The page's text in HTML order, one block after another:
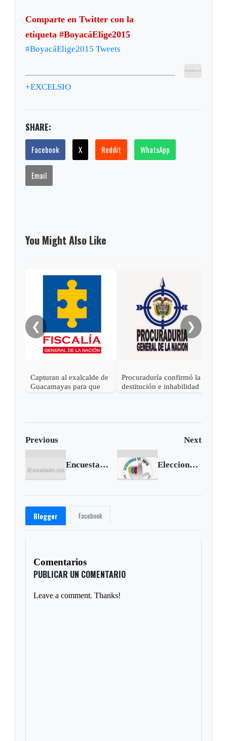
Comparte en Twitter con la
etiqueta #BoyacáElige2015
#BoyacáElige2015 Tweets
+EXCELSIO
SHARE:
Facebook X Reddit WhatsApp
Email
You Might Also Like
❮
Capturan al exalcalde de
Guacamayas para que
Procuraduría confirmó la
destitución e inhabilidad
❯
Previous Next
Encuesta | ¿Por quién votará a la Gobernación de Boyacá? Elecciones 2015: Boyacá decide
Blogger Facebook
Comentarios
PUBLICAR UN COMENTARIO
Leave a comment. Thanks!